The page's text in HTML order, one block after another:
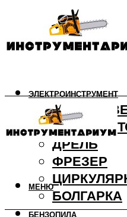
ЭЛЕКТРОИНСТРУМЕНТ
ДРЕЛЬ
ФРЕЗЕР
БОЛГАРКА
БЕНЗОПИЛА
МЕНЮ